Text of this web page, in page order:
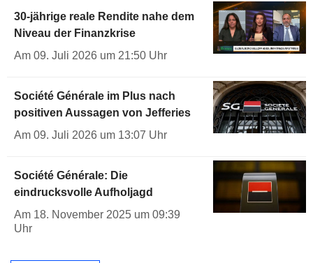
30-jährige reale Rendite nahe dem
Niveau der Finanzkrise
Am 09. Juli 2026 um 21:50 Uhr
Société Générale im Plus nach
positiven Aussagen von Jefferies
Am 09. Juli 2026 um 13:07 Uhr
Société Générale: Die
eindrucksvolle Aufholjagd
Am 18. November 2025 um 09:39
Uhr